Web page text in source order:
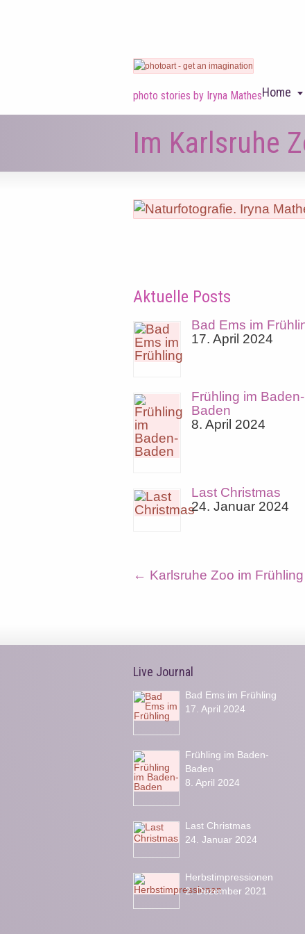
photo stories by Iryna MathesHome
Im Karlsruhe
Aktuelle Posts
Bad Ems im
17. April 2024
Frühling im Baden-
Baden
8. April 2024
Last Christmas
24. Januar 2024
← Karlsruhe Zoo im Frühling
Live Journal
Bad Ems im Frühling
17. April 2024
Frühling im Baden-
Baden
8. April 2024
Last Christmas
24. Januar 2024
Herbstimpressionen
2. Dezember 2021